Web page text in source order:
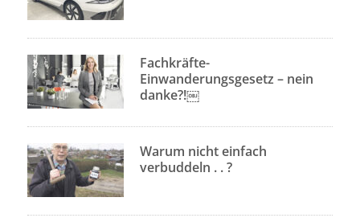
Fachkräfte-
Einwanderungsgesetz – nein
danke?!￼
Warum nicht einfach
verbuddeln . . ?